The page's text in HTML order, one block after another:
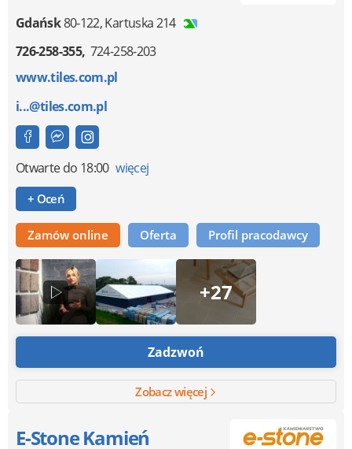
Gdańsk80-122,Kartuska 214
726-258-355 724-258-203
www.tiles.com.pl
i...@tiles.com.pl
Otwartedo 18:00 więcej
+ Oceń
Zamów online Oferta Profil pracodawcy
+27
Zadzwoń
Zobacz więcej
E-Stone Kamień